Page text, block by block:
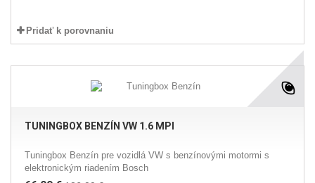
Pridať k porovnaniu
TUNINGBOX BENZÍN VW 1.6 MPI
Tuningbox Benzín pre vozidlá VW s benzínovými motormi s
elektronickým riadením Bosch